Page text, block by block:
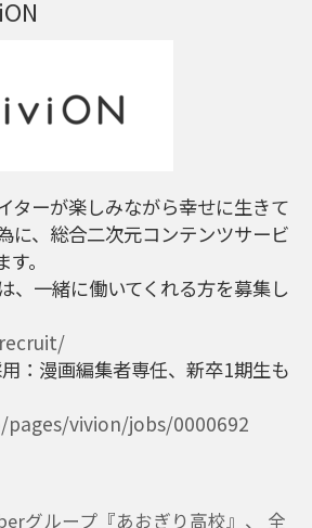
ターが楽しみながら幸せに生きて
に、総合二次元コンテンツサービ
。
、一緒に働いてくれる方を募集し
：漫画編集者専任、新卒1期生も
vivion/jobs/0000692
グループ『あおぎり高校』、 全